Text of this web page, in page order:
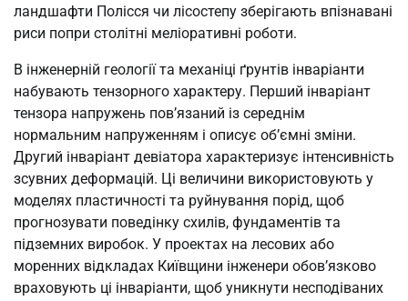
ландшафти Полісся чи лісостепу зберігають впізнавані
риси попри столітні меліоративні роботи.
В інженерній геології та механіці ґрунтів інваріанти
набувають тензорного характеру. Перший інваріант
тензора напружень пов’язаний із середнім
нормальним напруженням і описує об’ємні зміни.
Другий інваріант девіатора характеризує інтенсивність
зсувних деформацій. Ці величини використовують у
моделях пластичності та руйнування порід, щоб
прогнозувати поведінку схилів, фундаментів та
підземних виробок. У проектах на лесових або
моренних відкладах Київщини інженери обов’язково
враховують ці інваріанти, щоб уникнути несподіваних